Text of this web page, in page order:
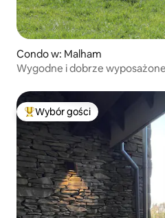
Condo w: Malham
Wygodne i dobrze
Najpopularniejsze z kategorii
Wybór gości